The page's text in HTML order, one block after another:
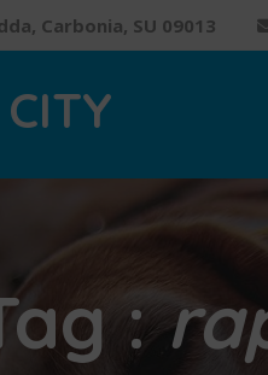
Carbonia, SU 09013
: